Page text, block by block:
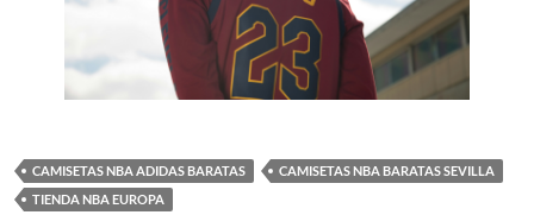
CAMISETAS NBA ADIDAS BARATAS
CAMISETAS NBA BARATAS SEVILLA
TIENDA NBA EUROPA